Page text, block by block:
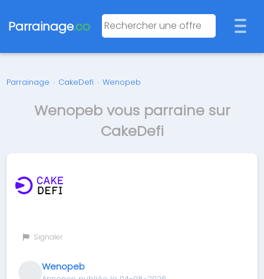
Parrainage.co
Parrainage › CakeDefi › Wenopeb
Wenopeb vous parraine sur
CakeDefi
Signaler
Wenopeb